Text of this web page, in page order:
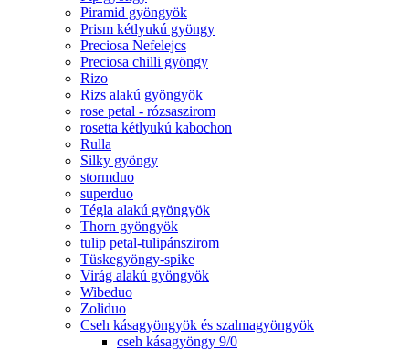
Piramid gyöngyök
Prism kétlyukú gyöngy
Preciosa Nefelejcs
Preciosa chilli gyöngy
Rizo
Rizs alakú gyöngyök
rose petal - rózsaszirom
rosetta kétlyukú kabochon
Rulla
Silky gyöngy
stormduo
superduo
Tégla alakú gyöngyök
Thorn gyöngyök
tulip petal-tulipánszirom
Tüskegyöngy-spike
Virág alakú gyöngyök
Wibeduo
Zoliduo
Cseh kásagyöngyök és szalmagyöngyök
cseh kásagyöngy 9/0